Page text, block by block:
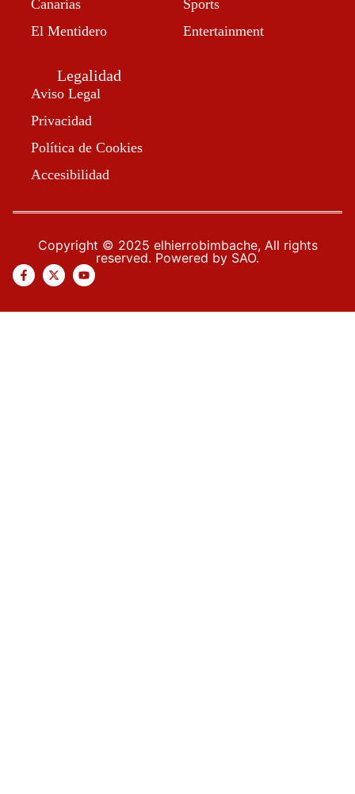
Canarias
El Mentidero
Sports
Entertainment
Legalidad
Aviso Legal
Privacidad
Política de Cookies
Accesibilidad
Copyright © 2025 elhierrobimbache, All rights
reserved. Powered by SAO.